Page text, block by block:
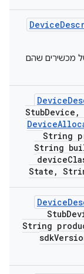
Device
מכשירים שהם
Device
StubDevice ,
Device
String
String
device
State ,
Device
Stub
String
sdk